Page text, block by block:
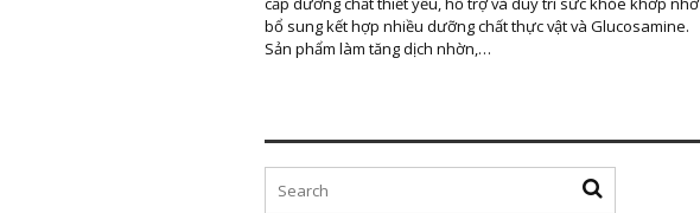
bổ sung kết hợp nhiều dưỡng chất thực vật và Glucosamine.
Sản phẩm làm tăng dịch nhờn,…